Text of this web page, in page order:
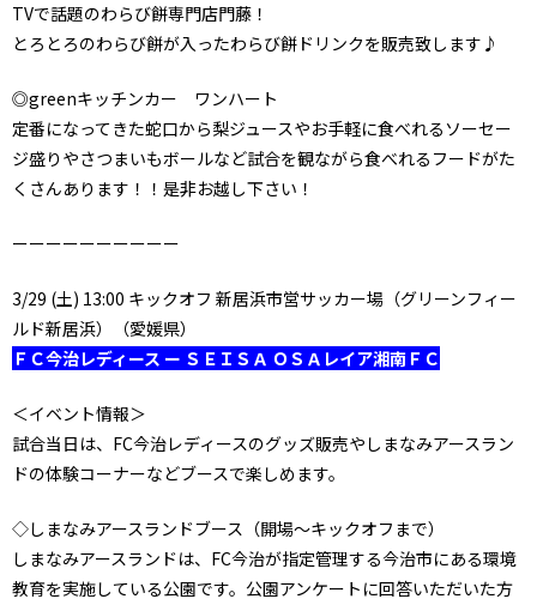
TVで話題のわらび餅専門店門藤！
とろとろのわらび餅が入ったわらび餅ドリンクを販売致します♪
◎greenキッチンカー ワンハート
定番になってきた蛇口から梨ジュースやお手軽に食べれるソーセー
ジ盛りやさつまいもボールなど試合を観ながら食べれるフードがた
くさんあります！！是非お越し下さい！
ーーーーーーーーーー
3/29 (土) 13:00 キックオフ 新居浜市営サッカー場（グリーンフィー
ルド新居浜）（愛媛県）
ＦＣ今治レディース ー ＳＥＩＳＡ ＯＳＡレイア湘南ＦＣ
＜イベント情報＞
試合当日は、FC今治レディースのグッズ販売やしまなみアースラン
ドの体験コーナーなどブースで楽しめます。
◇しまなみアースランドブース（開場～キックオフまで）
しまなみアースランドは、FC今治が指定管理する今治市にある環境
教育を実施している公園です。公園アンケートに回答いただいた方